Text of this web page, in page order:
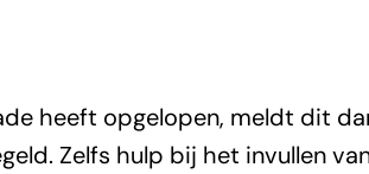
heeft opgelopen, meldt dit
Zelfs hulp bij het invullen